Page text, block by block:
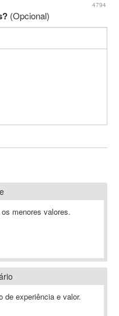
4794
(Opcional)
menores valores.
de experiência e valor.